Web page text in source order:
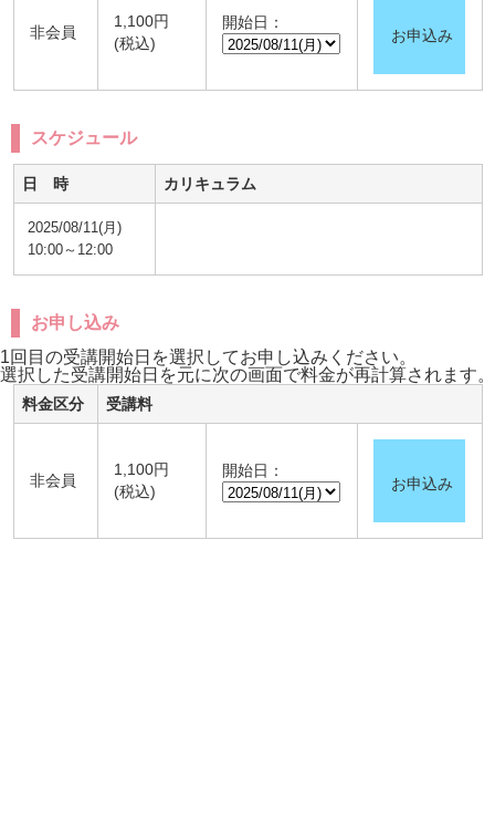
非会員
1,100円
(税込)
開始日：
お申込み
スケジュール
日 時 カリキュラム
2025/08/11(月)
10:00～12:00
お申し込み
1回目の受講開始日を選択してお申し込みください。
選択した受講開始日を元に次の画面で料金が再計算されます。
料金区分 受講料
非会員
1,100円
(税込)
開始日：
お申込み